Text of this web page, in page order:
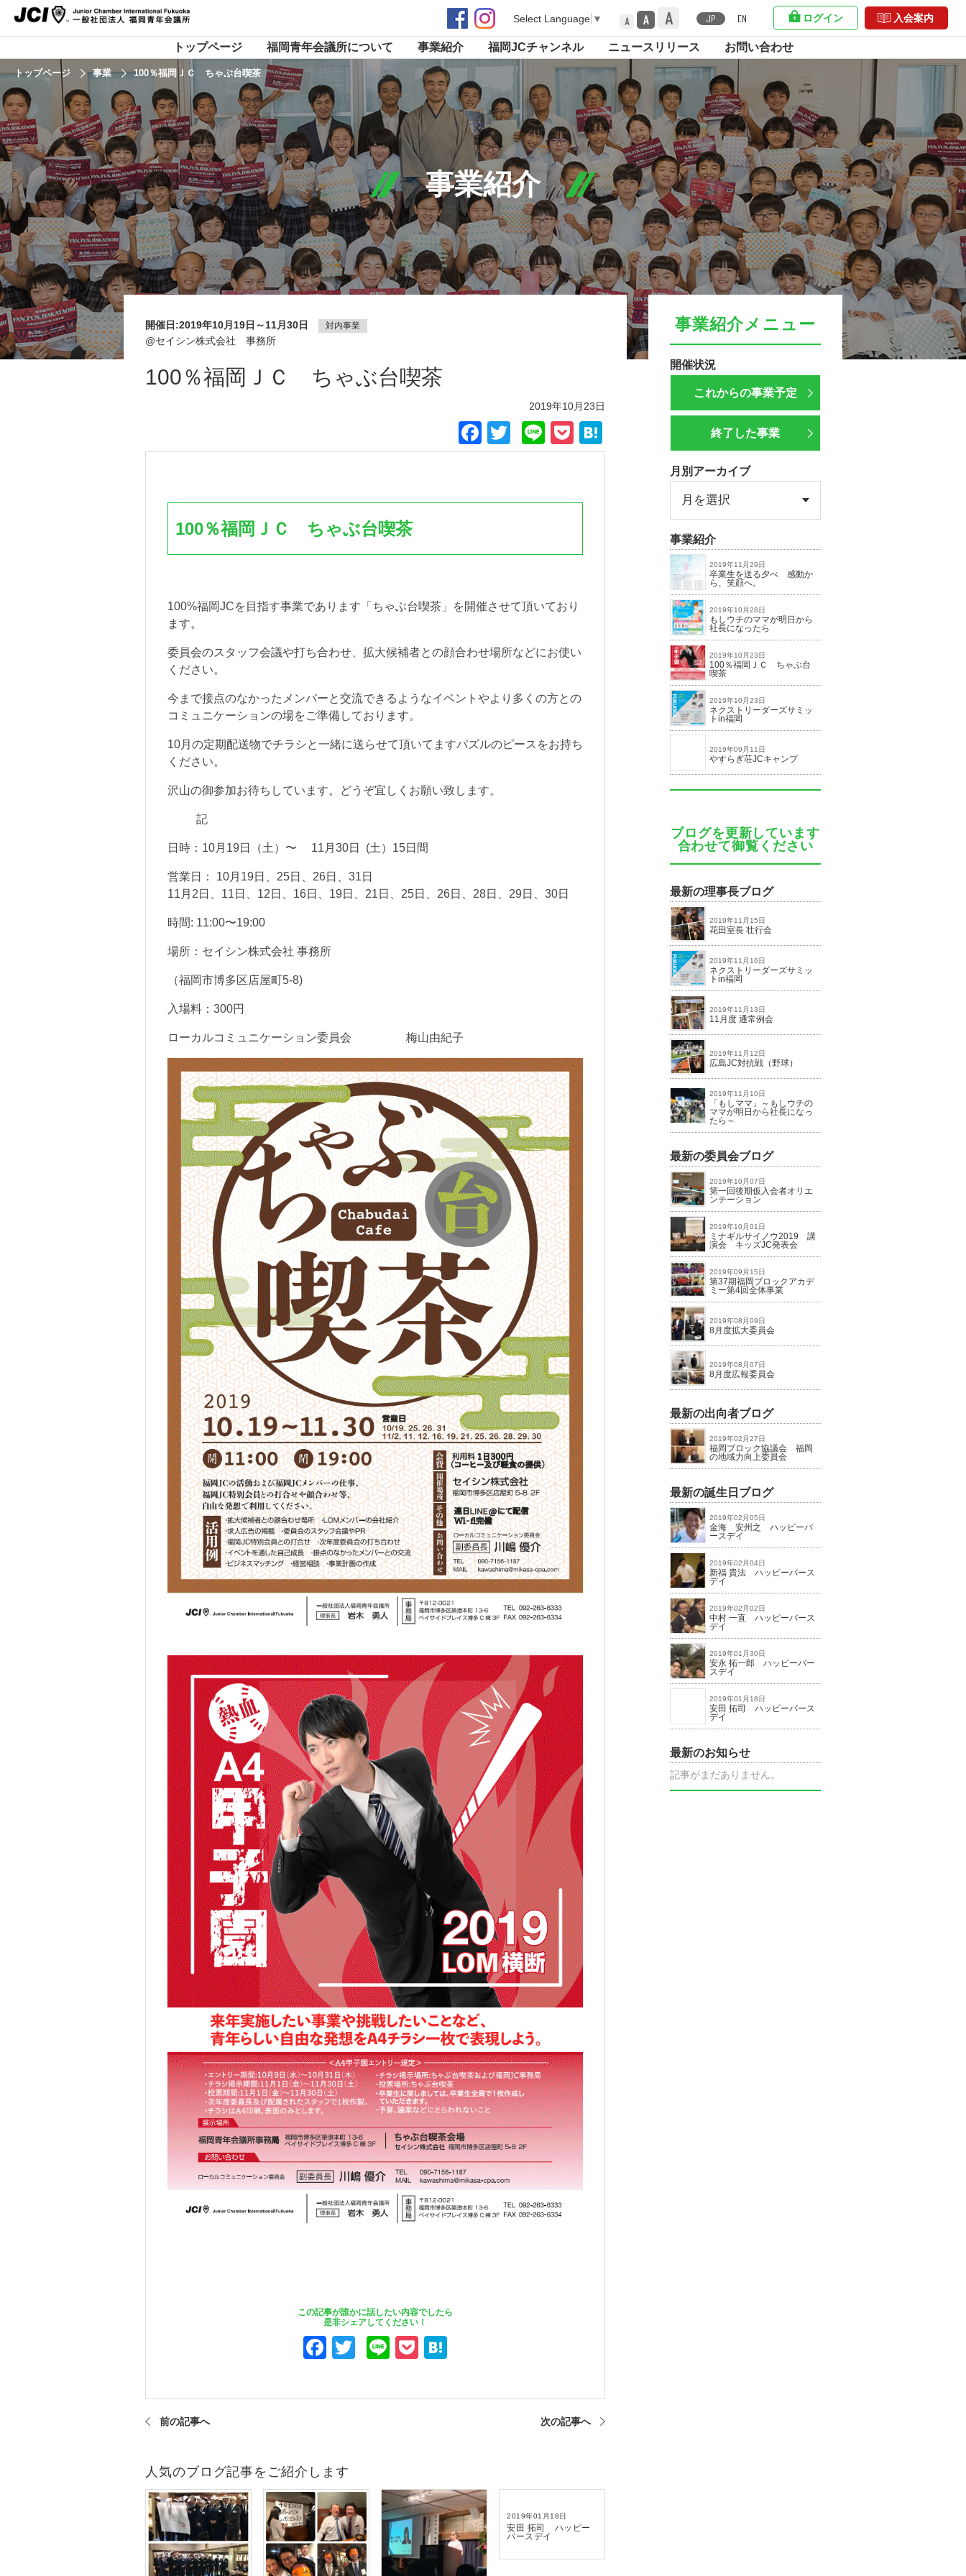
Select Language ▼ A A A JP EN ログイン 入会案内
トップページ 福岡青年会議所について 事業紹介 福岡JCチャンネル ニュースリリース お問い合わせ
トップページ 事業 100％福岡ＪＣ ちゃぶ台喫茶
事業紹介
開催日:2019年10月19日～11月30日 対内事業
@セイシン株式会社 事務所
100％福岡ＪＣ ちゃぶ台喫茶
2019年10月23日
Facebook
TwitterLinePocket
100％福岡ＪＣ ちゃぶ台喫茶
100%福岡JCを目指す事業であります「ちゃぶ台喫茶」を開催させて頂いており
ます。
委員会のスタッフ会議や打ち合わせ、拡大候補者との顔合わせ場所などにお使い
ください。
今まで接点のなかったメンバーと交流できるようなイベントやより多くの方との
コミュニケーションの場をご準備しております。
10月の定期配送物でチラシと一緒に送らせて頂いてますパズルのピースをお持ち
ください。
沢山の御参加お待ちしています。どうぞ宜しくお願い致します。
記
日時：10月19日（土）〜 11月30日 (土）15日間
営業日： 10月19日、25日、26日、31日
11月2日、11日、12日、16日、19日、21日、25日、26日、28日、29日、30日
時間: 11:00〜19:00
場所：セイシン株式会社 事務所
（福岡市博多区店屋町5-8)
入場料：300円
ローカルコミュニケーション委員会 梅山由紀子
この記事が誰かに話したい内容でしたら
是非シェアしてください！
F
c
o
o
k
T
tt
Li
e
P
ck e
前の記事へ 次の記事へ
人気のブログ記事をご紹介します
2019年01月18日
安田 拓司 ハッピー
バースデイ
事業紹介メニュー
開催状況
これからの事業予定
終了した事業
月別アーカイブ
事業紹介
2019年11月29日
卒業生を送る夕べ 感動か
ら、笑顔へ。
2019年10月28日
もしウチのママが明日から
社長になったら
2019年10月23日
100％福岡ＪＣ ちゃぶ台
喫茶
2019年10月23日
ネクストリーダーズサミッ
トin福岡
2019年09月11日
やすらぎ荘JCキャンプ
ブログを更新しています
合わせて御覧ください
最新の理事長ブログ
2019年11月15日
花田室長 壮行会
2019年11月16日
ネクストリーダーズサミッ
トin福岡
2019年11月13日
11月度 通常例会
2019年11月12日
広島JC対抗戦（野球）
2019年11月10日
「もしママ」～もしウチの
ママが明日から社長になっ
たら～
最新の委員会ブログ
2019年10月07日
第一回後期仮入会者オリエ
ンテーション
2019年10月01日
ミナギルサイノウ2019 講
演会 キッズJC発表会
2019年09月15日
第37期福岡ブロックアカデ
ミー第4回全体事業
2019年08月09日
8月度拡大委員会
2019年08月07日
8月度広報委員会
最新の出向者ブログ
2019年02月27日
福岡ブロック協議会 福岡
の地域力向上委員会
最新の誕生日ブログ
2019年02月05日
金海 安州之 ハッピーバ
ースデイ
2019年02月04日
新福 貴法 ハッピーバース
デイ
2019年02月02日
中村 一直 ハッピーバース
デイ
2019年01月30日
安永 拓一郎 ハッピーバー
スデイ
2019年01月18日
安田 拓司 ハッピーバース
デイ
最新のお知らせ
記事がまだありません。